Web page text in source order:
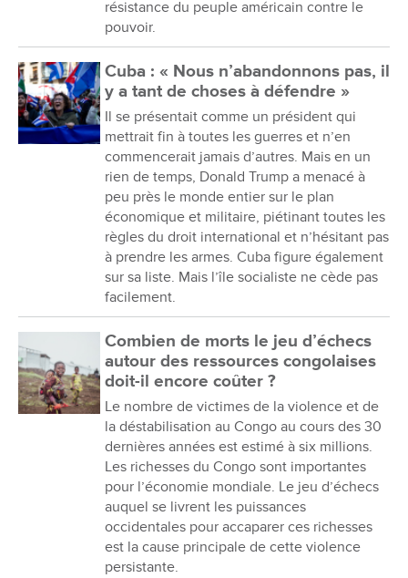
résistance du peuple américain contre le
pouvoir.
Cuba : « Nous n’abandonnons pas, il
y a tant de choses à défendre »
Il se présentait comme un président qui
mettrait fin à toutes les guerres et n’en
commencerait jamais d’autres. Mais en un
rien de temps, Donald Trump a menacé à
peu près le monde entier sur le plan
économique et militaire, piétinant toutes les
règles du droit international et n’hésitant pas
à prendre les armes. Cuba figure également
sur sa liste. Mais l’île socialiste ne cède pas
facilement.
Combien de morts le jeu d’échecs
autour des ressources congolaises
doit-il encore coûter ?
Le nombre de victimes de la violence et de
la déstabilisation au Congo au cours des 30
dernières années est estimé à six millions.
Les richesses du Congo sont importantes
pour l’économie mondiale. Le jeu d’échecs
auquel se livrent les puissances
occidentales pour accaparer ces richesses
est la cause principale de cette violence
persistante.